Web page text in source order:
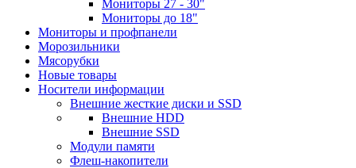
Мониторы 27 - 30"
Мониторы до 18"
Мониторы и профпанели
Морозильники
Мясорубки
Новые товары
Носители информации
Внешние жесткие диски и SSD
Внешние HDD
Внешние SSD
Модули памяти
Флеш-накопители